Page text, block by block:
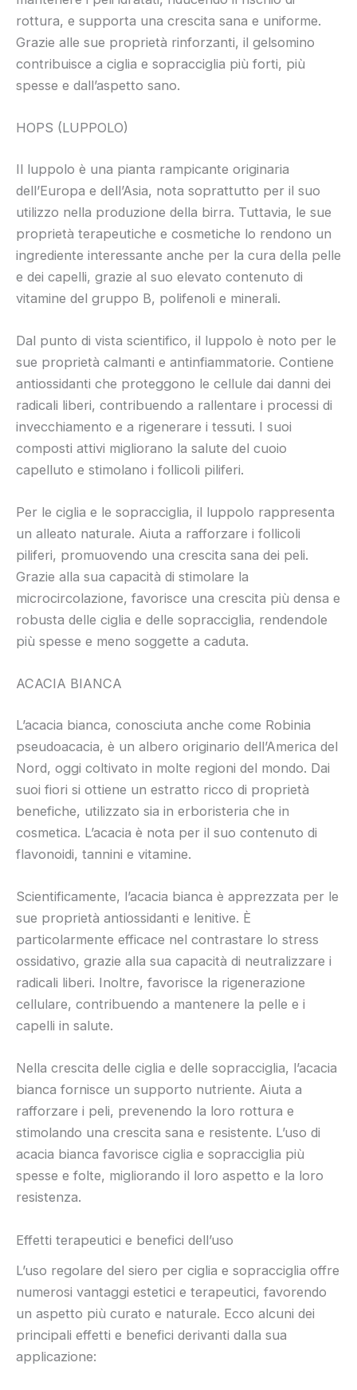
rottura, e supporta una crescita sana e uniforme.
Grazie alle sue proprietà rinforzanti, il gelsomino
contribuisce a ciglia e sopracciglia più forti, più
spesse e dall’aspetto sano.
HOPS (LUPPOLO)
Il luppolo è una pianta rampicante originaria
dell’Europa e dell’Asia, nota soprattutto per il suo
utilizzo nella produzione della birra. Tuttavia, le sue
proprietà terapeutiche e cosmetiche lo rendono un
ingrediente interessante anche per la cura della pelle
e dei capelli, grazie al suo elevato contenuto di
vitamine del gruppo B, polifenoli e minerali.
Dal punto di vista scientifico, il luppolo è noto per le
sue proprietà calmanti e antinfiammatorie. Contiene
antiossidanti che proteggono le cellule dai danni dei
radicali liberi, contribuendo a rallentare i processi di
invecchiamento e a rigenerare i tessuti. I suoi
composti attivi migliorano la salute del cuoio
capelluto e stimolano i follicoli piliferi.
Per le ciglia e le sopracciglia, il luppolo rappresenta
un alleato naturale. Aiuta a rafforzare i follicoli
piliferi, promuovendo una crescita sana dei peli.
Grazie alla sua capacità di stimolare la
microcircolazione, favorisce una crescita più densa e
robusta delle ciglia e delle sopracciglia, rendendole
più spesse e meno soggette a caduta.
ACACIA BIANCA
L’acacia bianca, conosciuta anche come Robinia
pseudoacacia, è un albero originario dell’America del
Nord, oggi coltivato in molte regioni del mondo. Dai
suoi fiori si ottiene un estratto ricco di proprietà
benefiche, utilizzato sia in erboristeria che in
cosmetica. L’acacia è nota per il suo contenuto di
flavonoidi, tannini e vitamine.
Scientificamente, l’acacia bianca è apprezzata per le
sue proprietà antiossidanti e lenitive. È
particolarmente efficace nel contrastare lo stress
ossidativo, grazie alla sua capacità di neutralizzare i
radicali liberi. Inoltre, favorisce la rigenerazione
cellulare, contribuendo a mantenere la pelle e i
capelli in salute.
Nella crescita delle ciglia e delle sopracciglia, l’acacia
bianca fornisce un supporto nutriente. Aiuta a
rafforzare i peli, prevenendo la loro rottura e
stimolando una crescita sana e resistente. L’uso di
acacia bianca favorisce ciglia e sopracciglia più
spesse e folte, migliorando il loro aspetto e la loro
resistenza.
Effetti terapeutici e benefici dell’uso
L’uso regolare del siero per ciglia e sopracciglia offre
numerosi vantaggi estetici e terapeutici, favorendo
un aspetto più curato e naturale. Ecco alcuni dei
principali effetti e benefici derivanti dalla sua
applicazione: